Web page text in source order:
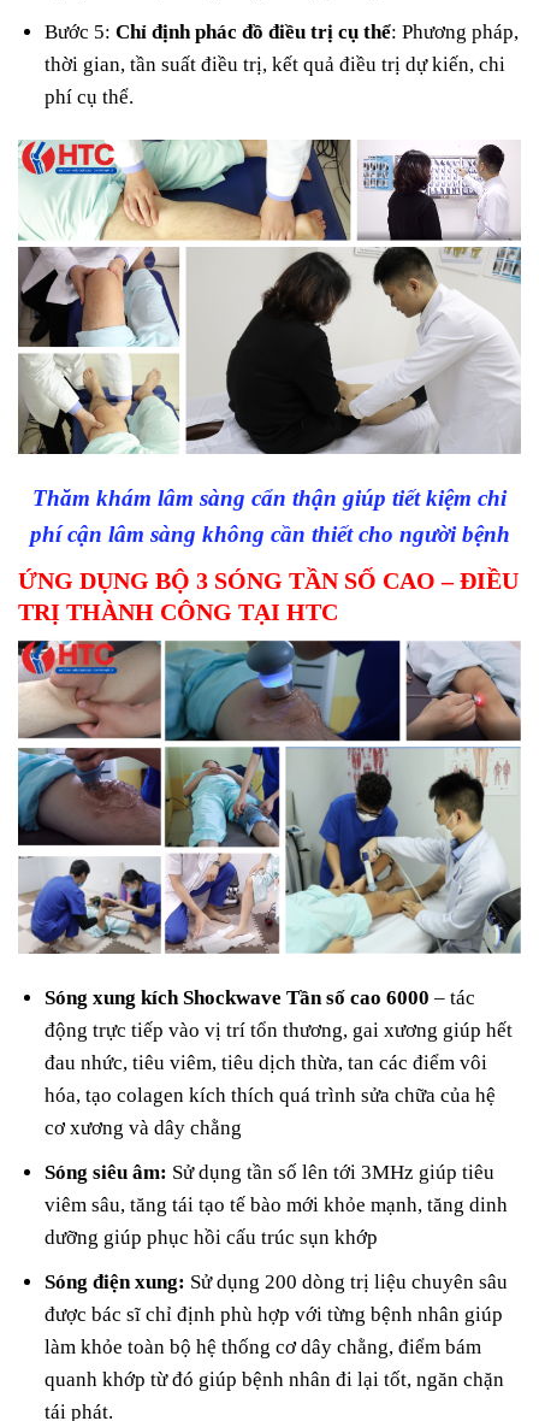
Bước 5:Chỉ định phác đồ điều trị cụ thể: Phương pháp,
thời gian, tần suất điều trị, kết quả điều trị dự kiến, chi
phí cụ thể.
Thăm khám lâm sàng cẩn thận giúp tiết kiệm chi
phí cận lâm sàng không cần thiết cho người bệnh
ỨNG DỤNG BỘ 3 SÓNG TẦN SỐ CAO – ĐIỀU
TRỊ THÀNH CÔNG TẠI HTC
Sóng xung kích Shockwave Tần số cao 6000 – tác
động trực tiếp vào vị trí tổn thương, gai xương giúp hết
đau nhức, tiêu viêm, tiêu dịch thừa, tan các điểm vôi
hóa, tạo colagen kích thích quá trình sửa chữa của hệ
cơ xương và dây chằng
Sóng siêu âm: Sử dụng tần số lên tới 3MHz giúp tiêu
viêm sâu, tăng tái tạo tế bào mới khỏe mạnh, tăng dinh
dưỡng giúp phục hồi cấu trúc sụn khớp
Sóng điện xung: Sử dụng 200 dòng trị liệu chuyên sâu
được bác sĩ chỉ định phù hợp với từng bệnh nhân giúp
làm khỏe toàn bộ hệ thống cơ dây chằng, điểm bám
quanh khớp từ đó giúp bệnh nhân đi lại tốt, ngăn chặn
tái phát.